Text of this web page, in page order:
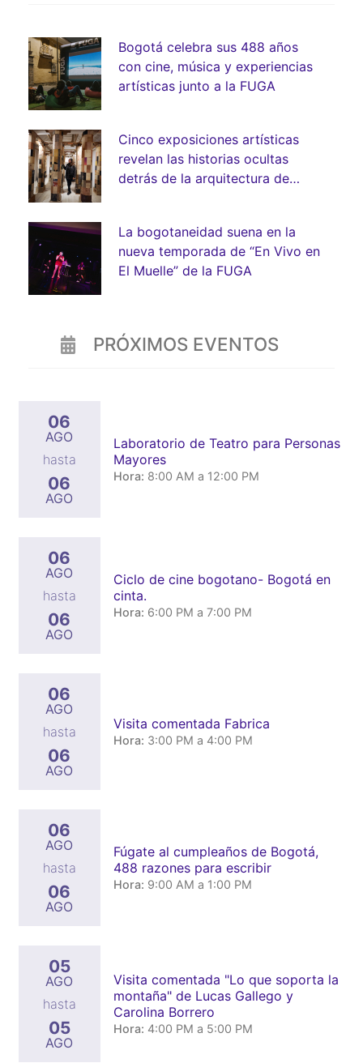
Bogotá celebra sus 488 años
con cine, música y experiencias
artísticas junto a la FUGA
Cinco exposiciones artísticas
revelan las historias ocultas
detrás de la arquitectura de
La bogotaneidad suena en la
nueva temporada de “En Vivo en
El Muelle” de la FUGA
PRÓXIMOS EVENTOS
06
AGO
hasta
06
AGO
Laboratorio de Teatro para Personas
Mayores
Hora: 8:00 AM a 12:00 PM
06
AGO
hasta
06
AGO
Ciclo de cine bogotano- Bogotá en
cinta.
Hora: 6:00 PM a 7:00 PM
06
AGO
hasta
06
AGO
Visita comentada Fabrica
Hora: 3:00 PM a 4:00 PM
06
AGO
hasta
06
AGO
Fúgate al cumpleaños de Bogotá,
488 razones para escribir
Hora: 9:00 AM a 1:00 PM
05
AGO
hasta
05
AGO
Visita comentada "Lo que soporta la
montaña" de Lucas Gallego y
Carolina Borrero
Hora: 4:00 PM a 5:00 PM